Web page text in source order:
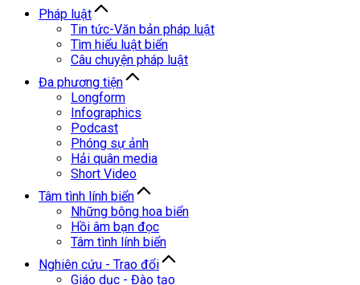
Pháp luật
Tin tức-Văn bản pháp luật
Tìm hiểu luật biển
Câu chuyện pháp luật
Đa phương tiện
Longform
Infographics
Podcast
Phóng sự ảnh
Hải quân media
Short Video
Tâm tình lính biển
Những bông hoa biển
Hồi âm bạn đọc
Tâm tình lính biển
Nghiên cứu - Trao đổi
Giáo dục - Đào tạo